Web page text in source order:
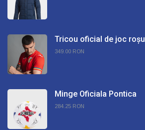
Tricou oficial de joc roșu
349.00 RON
Minge Oficiala Pontica
284.25 RON